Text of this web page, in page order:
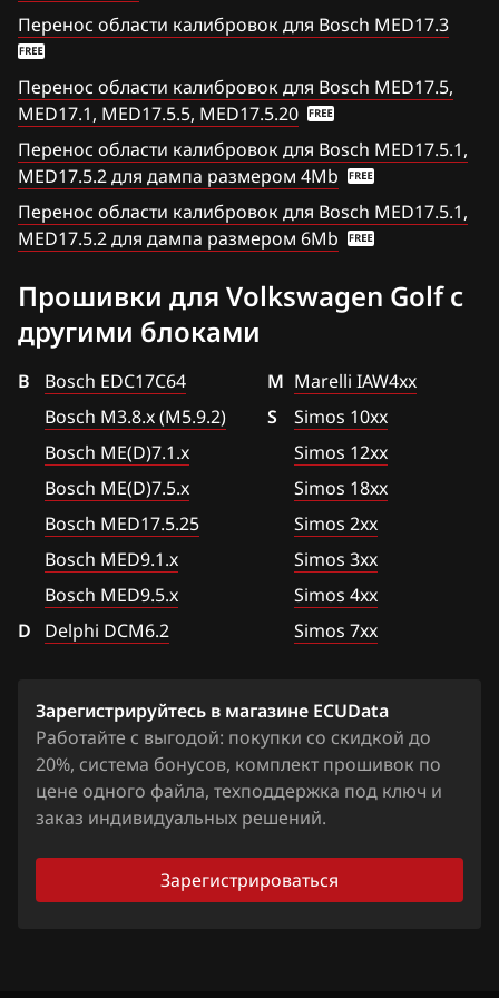
Chrysler
Citroen
Dacia
Daewoo
DAF
Derways
Dongfeng
Extreme moto
FAW
Fiat
Ford
Forthing
Foton
Geely
Genesis
GMC
Great Wall
Groz
Bosch MED(C)17.1-17.5.21
Bosch MED17.1.27
Bosch MED17.1.61(62)
Bosch MED17.5.25
Bosch MED17.5.26
Bosch MED9.1.x
Bosch MED9.5.x
BOSCH MG1CA811
Bosch MG1CS001
Delphi DCM6.2
DSG Temic
GSG Temic
Marelli IAW4xx
Marelli IAW7GV
Simos 10xx
Simos 11xx
Simos 12xx
Simos 16xx
Golf 1.4 TFSI (CPWA)
Golf 1.4 TFSI (CTHD)
Golf 1.4 TFSI (CXSA)
Golf 1.4 TSI (CMBA)
Golf 2.0 TFSI (CCTA)
Golf 2.0 TFSI (CCZA, CCZB)
Golf 2.5 (CBUA)
Jetta 1.4 TFSI (CAVA)
Jetta 1.4 TFSI (CAXA)
Jetta 1.4 TFSI (CTHA)
Jetta 1.4 TFSI (CZTA)
Jetta 2.0 (CBFA)
Jetta 2.0 (CBPA)
Jetta 2.0 (CCTA)
Jetta 2.5 (CBUA)
Passat B6 2.0 FSI
Passat B6 2.0 TFSI (CBFA)
Passat B6 2.0 TFSI_(CCTA)
Passat B6, B7 1.4 TFSI (CAXA)
Перенос области калибровок для Bosch MED17.3
Перенос области калибровок для Bosch MED17.5,
MED17.1, MED17.5.5, MED17.5.20
Перенос области калибровок для Bosch MED17.5.1,
MED17.5.2 для дампа размером 4Mb
Перенос области калибровок для Bosch MED17.5.1,
MED17.5.2 для дампа размером 6Mb
Прошивки для Volkswagen Golf с
другими блоками
B
Bosch EDC17C64
Bosch M3.8.x (M5.9.2)
Bosch ME(D)7.1.x
Bosch ME(D)7.5.x
Bosch MED17.5.25
Bosch MED9.1.x
Bosch MED9.5.x
D
Delphi DCM6.2
M Marelli IAW4xx
S
Simos 10xx
Simos 12xx
Simos 18xx
Simos 2xx
Simos 3xx
Simos 4xx
Simos 7xx
Зарегистрируйтесь в магазине ECUData
Работайте с выгодой: покупки со скидкой до
20%, система бонусов, комплект прошивок по
цене одного файла, техподдержка под ключ и
заказ индивидуальных решений.
Зарегистрироваться